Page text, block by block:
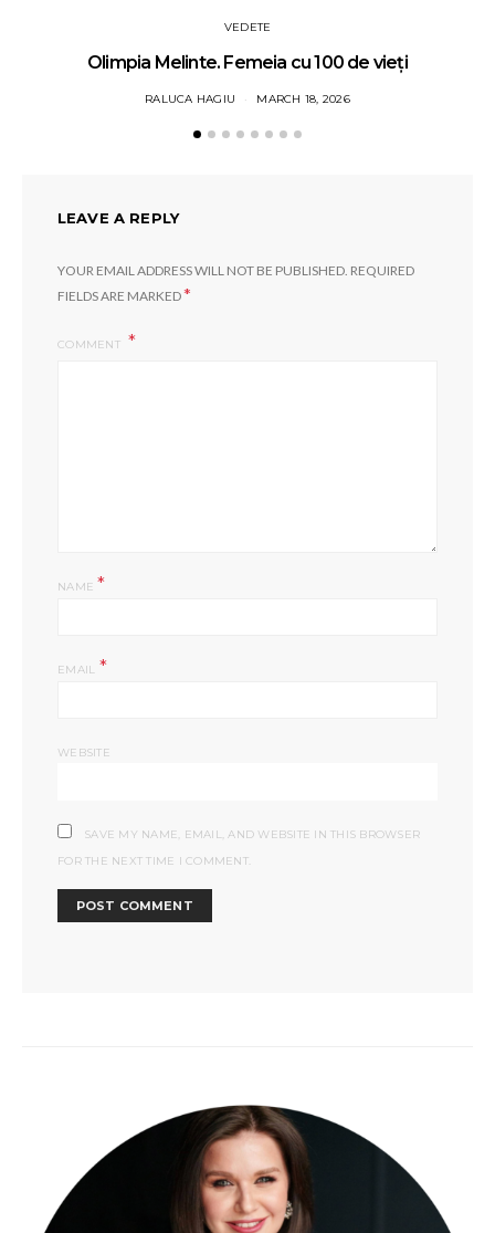
VEDETE
Olimpia Melinte. Femeia cu 100 de vieți
RALUCA HAGIU MARCH 18, 2026
LEAVE A REPLY
YOUR EMAIL ADDRESS WILL NOT BE PUBLISHED. REQUIRED
FIELDS ARE MARKED*
COMMENT
NAME*
EMAIL *
WEBSITE
SAVE MY NAME, EMAIL, AND WEBSITE IN THIS BROWSER
FOR THE NEXT TIME I COMMENT.